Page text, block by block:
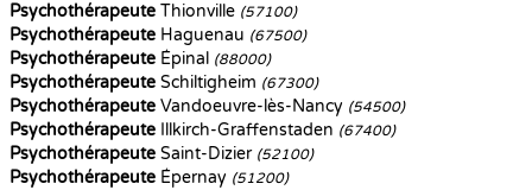
Psychothérapeute Thionville (57100)
Psychothérapeute Haguenau (67500)
Psychothérapeute Épinal (88000)
Psychothérapeute Schiltigheim (67300)
Psychothérapeute Vandoeuvre-lès-Nancy (54500)
Psychothérapeute Illkirch-Graffenstaden (67400)
Psychothérapeute Saint-Dizier (52100)
Psychothérapeute Épernay (51200)